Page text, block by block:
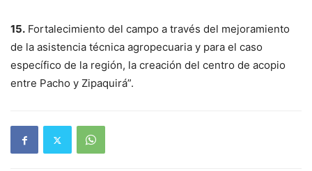
15. Fortalecimiento del campo a través del mejoramiento
de la asistencia técnica agropecuaria y para el caso
específico de la región, la creación del centro de acopio
entre Pacho y Zipaquirá”.